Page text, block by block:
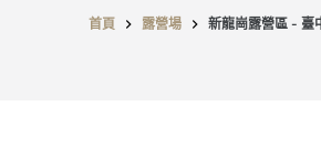
首頁 露營場 新龍崗露營區 - 臺